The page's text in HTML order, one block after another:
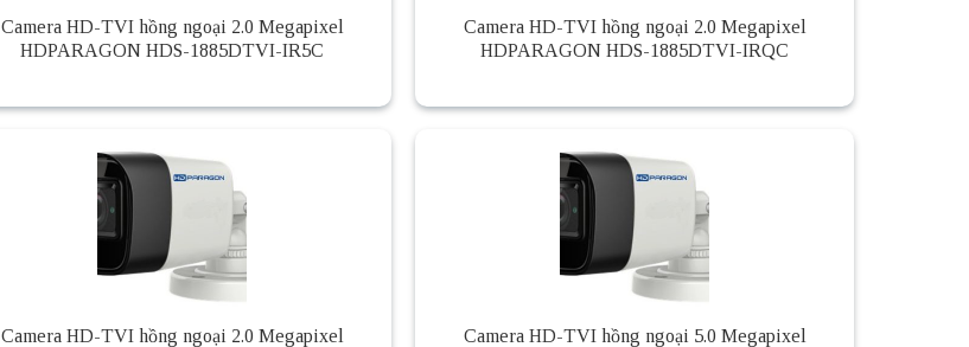
Camera HD-TVI hồng ngoại 2.0 Megapixel
HDPARAGON HDS-1885DTVI-IR5C
Camera HD-TVI hồng ngoại 2.0 Megapixel
HDPARAGON HDS-1885DTVI-IRQC
Camera HD-TVI hồng ngoại 2.0 Megapixel
Camera HD-TVI hồng ngoại 5.0 Megapixel